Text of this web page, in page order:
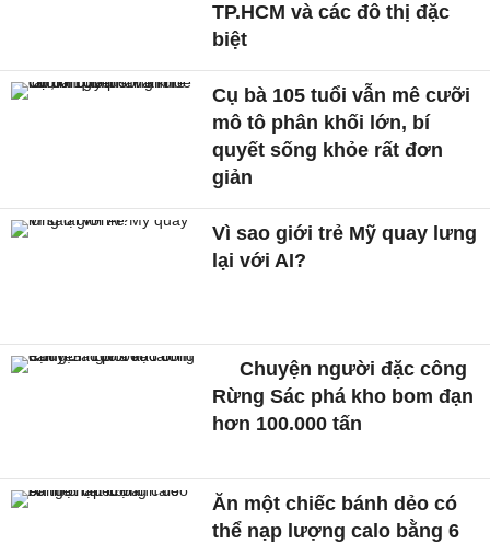
TP.HCM và các đô thị đặc
biệt
Cụ bà 105 tuổi vẫn mê cưỡi
mô tô phân khối lớn, bí
quyết sống khỏe rất đơn
giản
Vì sao giới trẻ Mỹ quay lưng
lại với AI?
Chuyện người đặc công
Rừng Sác phá kho bom đạn
hơn 100.000 tấn
Ăn một chiếc bánh dẻo có
thể nạp lượng calo bằng 6